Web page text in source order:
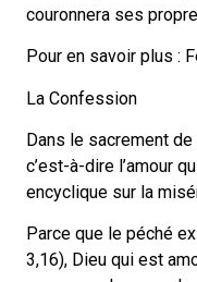
couronnera ses
Pour en savoir plus :
La Confession
Dans le sacrement
c’est-à-dire l’amour
encyclique sur la
Parce que le péché
3,16), Dieu qui est